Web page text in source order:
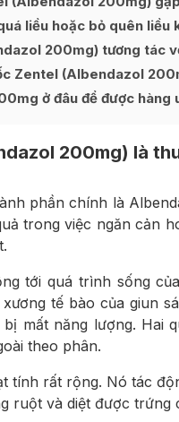
liều hoặc bỏ quên
200mg) tương tác
Zentel (Albendazol
ở đâu để được
200mg) là
phần chính là
trong việc ngăn cản
tới quá trình sống
tế bào của giun
mất năng lượng. Hai
theo phân.
tính rất rộng. Nó tác
ruột và diệt được trứng